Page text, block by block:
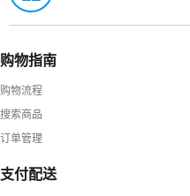
购物指南
购物流程
搜索商品
订单管理
支付配送